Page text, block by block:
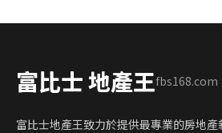
富比士 地產王fbs168.com
富比士地產王致力於提供最專業的房地